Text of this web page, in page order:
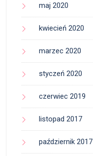
maj 2020
kwiecień 2020
marzec 2020
styczeń 2020
czerwiec 2019
listopad 2017
październik 2017